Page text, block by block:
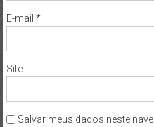
E-mail *
Site
Salvar meus dados neste